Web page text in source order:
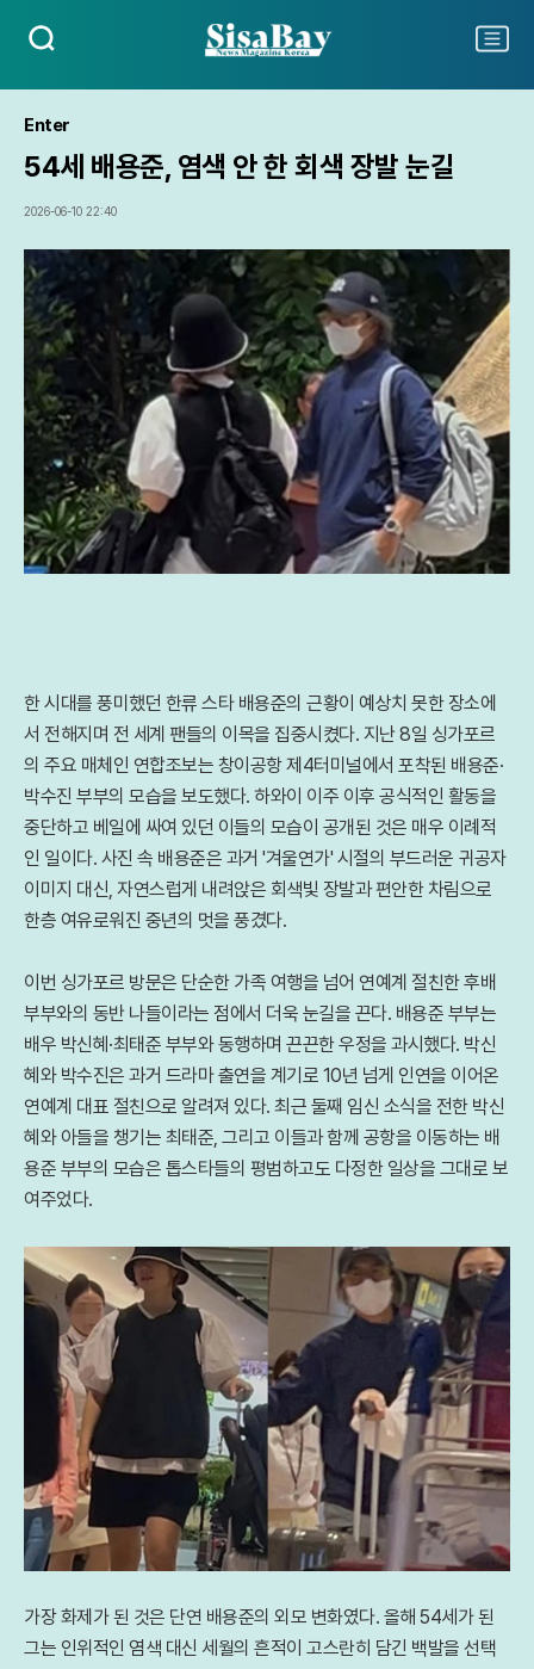
검
주
서
기
Enter
54세 배용준, 염색 안 한 회색 장발 눈길
2026-06-10 22:40
한 시대를 풍미했던 한류 스타 배용준의 근황이 예상치 못한 장소에
서 전해지며 전 세계 팬들의 이목을 집중시켰다. 지난 8일 싱가포르
의 주요 매체인 연합조보는 창이공항 제4터미널에서 포착된 배용준·
박수진 부부의 모습을 보도했다. 하와이 이주 이후 공식적인 활동을
중단하고 베일에 싸여 있던 이들의 모습이 공개된 것은 매우 이례적
인 일이다. 사진 속 배용준은 과거 '겨울연가' 시절의 부드러운 귀공자
이미지 대신, 자연스럽게 내려앉은 회색빛 장발과 편안한 차림으로
한층 여유로워진 중년의 멋을 풍겼다.
이번 싱가포르 방문은 단순한 가족 여행을 넘어 연예계 절친한 후배
부부와의 동반 나들이라는 점에서 더욱 눈길을 끈다. 배용준 부부는
배우 박신혜·최태준 부부와 동행하며 끈끈한 우정을 과시했다. 박신
혜와 박수진은 과거 드라마 출연을 계기로 10년 넘게 인연을 이어온
연예계 대표 절친으로 알려져 있다. 최근 둘째 임신 소식을 전한 박신
혜와 아들을 챙기는 최태준, 그리고 이들과 함께 공항을 이동하는 배
용준 부부의 모습은 톱스타들의 평범하고도 다정한 일상을 그대로 보
여주었다.
가장 화제가 된 것은 단연 배용준의 외모 변화였다. 올해 54세가 된
그는 인위적인 염색 대신 세월의 흔적이 고스란히 담긴 백발을 선택